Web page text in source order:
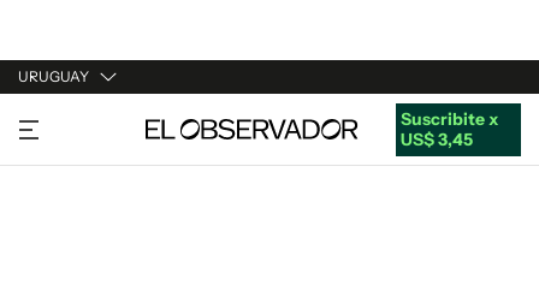
URUGUAY
URUGUAY
ARGENTINA
Suscribite x
US$ 3,45